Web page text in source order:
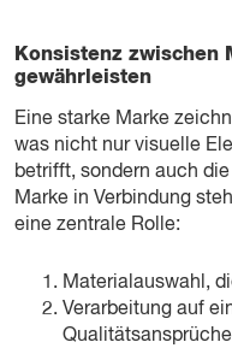
Konsistenz zwischen
gewährleisten
Eine starke Marke
was nicht nur visuelle
betrifft, sondern auch
Marke in Verbindung
eine zentrale Rolle:
Materialauswahl,
Verarbeitung auf